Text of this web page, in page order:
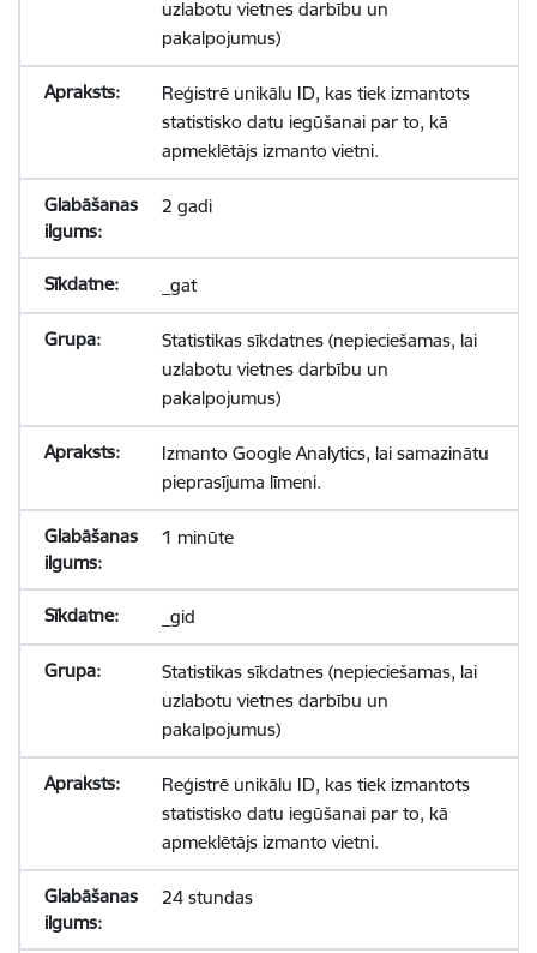
uzlabotu vietnes darbību un
pakalpojumus)
Reģistrē unikālu ID, kas tiek izmantots
statistisko datu iegūšanai par to, kā
apmeklētājs izmanto vietni.
2 gadi
_gat
Statistikas sīkdatnes (nepieciešamas, lai
uzlabotu vietnes darbību un
pakalpojumus)
Izmanto Google Analytics, lai samazinātu
pieprasījuma līmeni.
1 minūte
_gid
Statistikas sīkdatnes (nepieciešamas, lai
uzlabotu vietnes darbību un
pakalpojumus)
Reģistrē unikālu ID, kas tiek izmantots
statistisko datu iegūšanai par to, kā
apmeklētājs izmanto vietni.
24 stundas